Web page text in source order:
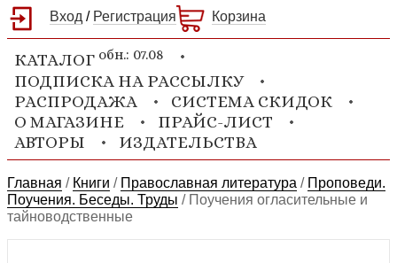
Вход / Регистрация Корзина
КАТАЛОГ обн.: 07.08
ПОДПИСКА НА РАССЫЛКУ
РАСПРОДАЖА
СИСТЕМА СКИДОК
О МАГАЗИНЕ
ПРАЙС-ЛИСТ
АВТОРЫ
ИЗДАТЕЛЬСТВА
Главная / Книги / Православная литература / Проповеди.
Поучения. Беседы. Труды / Поучения огласительные и
тайноводственные